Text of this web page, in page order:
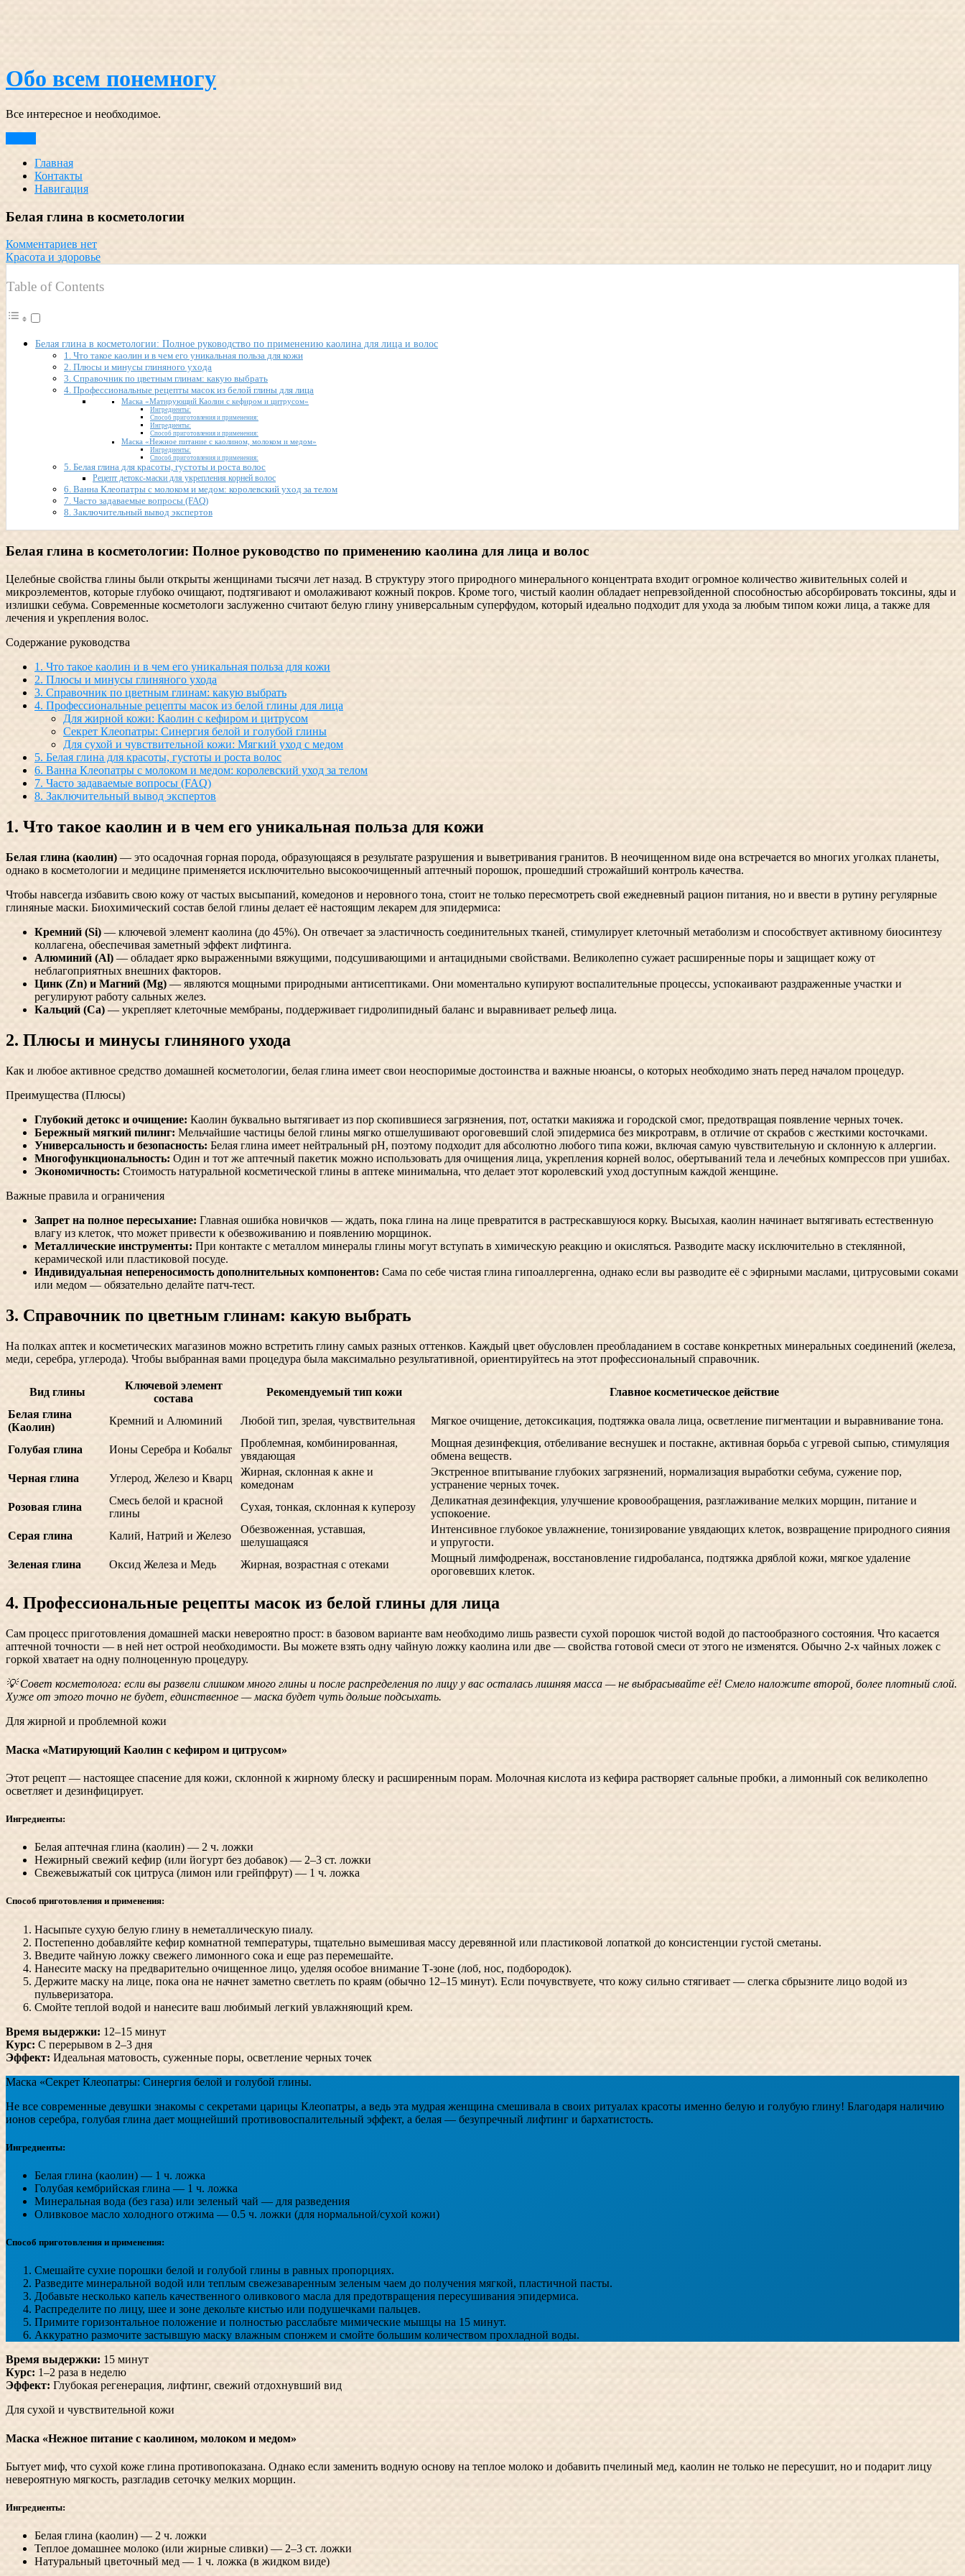
Обо всем понемногу
Все интересное и необходимое.
Главная
Контакты
Навигация
Белая глина в косметологии
Комментариев нет
Красота и здоровье
Table of Contents
Белая глина в косметологии: Полное руководство по применению каолина для лица и волос
1. Что такое каолин и в чем его уникальная польза для кожи
2. Плюсы и минусы глиняного ухода
3. Справочник по цветным глинам: какую выбрать
4. Профессиональные рецепты масок из белой глины для лица
Маска «Матирующий Каолин с кефиром и цитрусом»
Ингредиенты:
Способ приготовления и применения:
Ингредиенты:
Способ приготовления и применения:
Маска «Нежное питание с каолином, молоком и медом»
Ингредиенты:
Способ приготовления и применения:
5. Белая глина для красоты, густоты и роста волос
Рецепт детокс-маски для укрепления корней волос
6. Ванна Клеопатры с молоком и медом: королевский уход за телом
7. Часто задаваемые вопросы (FAQ)
8. Заключительный вывод экспертов
Белая глина в косметологии: Полное руководство по применению каолина для лица и волос
Целебные свойства глины были открыты женщинами тысячи лет назад. В структуру этого природного минерального концентрата входит огромное количество живительных солей и
микроэлементов, которые глубоко очищают, подтягивают и омолаживают кожный покров. Кроме того, чистый каолин обладает непревзойденной способностью абсорбировать токсины, яды и
излишки себума. Современные косметологи заслуженно считают белую глину универсальным суперфудом, который идеально подходит для ухода за любым типом кожи лица, а также для
лечения и укрепления волос.
Содержание руководства
1. Что такое каолин и в чем его уникальная польза для кожи
2. Плюсы и минусы глиняного ухода
3. Справочник по цветным глинам: какую выбрать
4. Профессиональные рецепты масок из белой глины для лица
Для жирной кожи: Каолин с кефиром и цитрусом
Секрет Клеопатры: Синергия белой и голубой глины
Для сухой и чувствительной кожи: Мягкий уход с медом
5. Белая глина для красоты, густоты и роста волос
6. Ванна Клеопатры с молоком и медом: королевский уход за телом
7. Часто задаваемые вопросы (FAQ)
8. Заключительный вывод экспертов
1. Что такое каолин и в чем его уникальная польза для кожи
Белая глина (каолин)— это осадочная горная порода, образующаяся в результате разрушения и выветривания гранитов. В неочищенном виде она встречается во многих уголках планеты,
однако в косметологии и медицине применяется исключительно высокоочищенный аптечный порошок, прошедший строжайший контроль качества.
Чтобы навсегда избавить свою кожу от частых высыпаний, комедонов и неровного тона, стоит не только пересмотреть свой ежедневный рацион питания, но и ввести в рутину регулярные
глиняные маски. Биохимический состав белой глины делает её настоящим лекарем для эпидермиса:
Кремний (Si)— ключевой элемент каолина (до 45%). Он отвечает за эластичность соединительных тканей, стимулирует клеточный метаболизм и способствует активному биосинтезу
коллагена, обеспечивая заметный эффект лифтинга.
Алюминий (Al) — обладает ярко выраженными вяжущими, подсушивающими и антацидными свойствами. Великолепно сужает расширенные поры и защищает кожу от
неблагоприятных внешних факторов.
Цинк (Zn) и Магний (Mg)— являются мощными природными антисептиками. Они моментально купируют воспалительные процессы, успокаивают раздраженные участки и
регулируют работу сальных желез.
Кальций (Ca)— укрепляет клеточные мембраны, поддерживает гидролипидный баланс и выравнивает рельеф лица.
2. Плюсы и минусы глиняного ухода
Как и любое активное средство домашней косметологии, белая глина имеет свои неоспоримые достоинства и важные нюансы, о которых необходимо знать перед началом процедур.
Преимущества (Плюсы)
Глубокий детокс и очищение: Каолин буквально вытягивает из пор скопившиеся загрязнения, пот, остатки макияжа и городской смог, предотвращая появление черных точек.
Бережный мягкий пилинг: Мельчайшие частицы белой глины мягко отшелушивают ороговевший слой эпидермиса без микротравм, в отличие от скрабов с жесткими косточками.
Универсальность и безопасность: Белая глина имеет нейтральный pH, поэтому подходит для абсолютно любого типа кожи, включая самую чувствительную и склонную к аллергии.
Многофункциональность: Один и тот же аптечный пакетик можно использовать для очищения лица, укрепления корней волос, обертываний тела и лечебных компрессов при ушибах.
Экономичность: Стоимость натуральной косметической глины в аптеке минимальна, что делает этот королевский уход доступным каждой женщине.
Важные правила и ограничения
Запрет на полное пересыхание: Главная ошибка новичков — ждать, пока глина на лице превратится в растрескавшуюся корку. Высыхая, каолин начинает вытягивать естественную
влагу из клеток, что может привести к обезвоживанию и появлению морщинок.
Металлические инструменты: При контакте с металлом минералы глины могут вступать в химическую реакцию и окисляться. Разводите маску исключительно в стеклянной,
керамической или пластиковой посуде.
Индивидуальная непереносимость дополнительных компонентов: Сама по себе чистая глина гипоаллергенна, однако если вы разводите её с эфирными маслами, цитрусовыми соками
или медом — обязательно делайте патч-тест.
3. Справочник по цветным глинам: какую выбрать
На полках аптек и косметических магазинов можно встретить глину самых разных оттенков. Каждый цвет обусловлен преобладанием в составе конкретных минеральных соединений (железа,
меди, серебра, углерода). Чтобы выбранная вами процедура была максимально результативной, ориентируйтесь на этот профессиональный справочник.
Вид глины
Ключевой элемент
состава
Рекомендуемый тип кожи
Главное косметическое действие
Белая глина
(Каолин)
Кремний и Алюминий Любой тип, зрелая, чувствительная Мягкое очищение, детоксикация, подтяжка овала лица, осветление пигментации и выравнивание тона.
Голубая глина Ионы Серебра и Кобальт
Проблемная, комбинированная,
увядающая
Мощная дезинфекция, отбеливание веснушек и постакне, активная борьба с угревой сыпью, стимуляция
обмена веществ.
Черная глина
Углерод, Железо и Кварц
Жирная, склонная к акне и
комедонам
Экстренное впитывание глубоких загрязнений, нормализация выработки себума, сужение пор,
устранение черных точек.
Розовая глина
Смесь белой и красной
глины
Сухая, тонкая, склонная к куперозу
Деликатная дезинфекция, улучшение кровообращения, разглаживание мелких морщин, питание и
успокоение.
Серая глина
Калий, Натрий и Железо
Обезвоженная, уставшая,
шелушащаяся
Интенсивное глубокое увлажнение, тонизирование увядающих клеток, возвращение природного сияния
и упругости.
Зеленая глина
Оксид Железа и Медь Жирная, возрастная с отеками
Мощный лимфодренаж, восстановление гидробаланса, подтяжка дряблой кожи, мягкое удаление
ороговевших клеток.
4. Профессиональные рецепты масок из белой глины для лица
Сам процесс приготовления домашней маски невероятно прост: в базовом варианте вам необходимо лишь развести сухой порошок чистой водой до пастообразного состояния. Что касается
аптечной точности — в ней нет острой необходимости. Вы можете взять одну чайную ложку каолина или две — свойства готовой смеси от этого не изменятся. Обычно 2-х чайных ложек с
горкой хватает на одну полноценную процедуру.
💡 Совет косметолога: если вы развели слишком много глины и после распределения по лицу у вас осталась лишняя масса — не выбрасывайте её! Смело наложите второй, более плотный слой.
Хуже от этого точно не будет, единственное — маска будет чуть дольше подсыхать.
Для жирной и проблемной кожи
Маска «Матирующий Каолин с кефиром и цитрусом»
Этот рецепт — настоящее спасение для кожи, склонной к жирному блеску и расширенным порам. Молочная кислота из кефира растворяет сальные пробки, а лимонный сок великолепно
осветляет и дезинфицирует.
Ингредиенты:
Белая аптечная глина (каолин) — 2 ч. ложки
Нежирный свежий кефир (или йогурт без добавок) — 2–3 ст. ложки
Свежевыжатый сок цитруса (лимон или грейпфрут) — 1 ч. ложка
Способ приготовления и применения:
Насыпьте сухую белую глину в неметаллическую пиалу.
Постепенно добавляйте кефир комнатной температуры, тщательно вымешивая массу деревянной или пластиковой лопаткой до консистенции густой сметаны.
Введите чайную ложку свежего лимонного сока и еще раз перемешайте.
Нанесите маску на предварительно очищенное лицо, уделяя особое внимание Т-зоне (лоб, нос, подбородок).
Держите маску на лице, пока она не начнет заметно светлеть по краям (обычно 12–15 минут). Если почувствуете, что кожу сильно стягивает — слегка сбрызните лицо водой из
пульверизатора.
Смойте теплой водой и нанесите ваш любимый легкий увлажняющий крем.
Время выдержки: 12–15 минут
Курс: С перерывом в 2–3 дня
Эффект: Идеальная матовость, суженные поры, осветление черных точек
Маска «Секрет Клеопатры: Синергия белой и голубой глины.
Не все современные девушки знакомы с секретами царицы Клеопатры, а ведь эта мудрая женщина смешивала в своих ритуалах красоты именно белую и голубую глину! Благодаря наличию
ионов серебра, голубая глина дает мощнейший противовоспалительный эффект, а белая — безупречный лифтинг и бархатистость.
Ингредиенты:
Белая глина (каолин) — 1 ч. ложка
Голубая кембрийская глина — 1 ч. ложка
Минеральная вода (без газа) или зеленый чай — для разведения
Оливковое масло холодного отжима — 0.5 ч. ложки (для нормальной/сухой кожи)
Способ приготовления и применения:
Смешайте сухие порошки белой и голубой глины в равных пропорциях.
Разведите минеральной водой или теплым свежезаваренным зеленым чаем до получения мягкой, пластичной пасты.
Добавьте несколько капель качественного оливкового масла для предотвращения пересушивания эпидермиса.
Распределите по лицу, шее и зоне декольте кистью или подушечками пальцев.
Примите горизонтальное положение и полностью расслабьте мимические мышцы на 15 минут.
Аккуратно размочите застывшую маску влажным спонжем и смойте большим количеством прохладной воды.
Время выдержки: 15 минут
Курс: 1–2 раза в неделю
Эффект: Глубокая регенерация, лифтинг, свежий отдохнувший вид
Для сухой и чувствительной кожи
Маска «Нежное питание с каолином, молоком и медом»
Бытует миф, что сухой коже глина противопоказана. Однако если заменить водную основу на теплое молоко и добавить пчелиный мед, каолин не только не пересушит, но и подарит лицу
невероятную мягкость, разгладив сеточку мелких морщин.
Ингредиенты:
Белая глина (каолин) — 2 ч. ложки
Теплое домашнее молоко (или жирные сливки) — 2–3 ст. ложки
Натуральный цветочный мед — 1 ч. ложка (в жидком виде)